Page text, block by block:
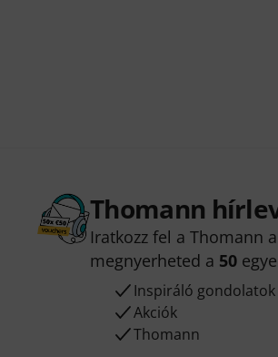
Thomann
Iratkozz fel a Thomann
megnyerheted a 50
Inspiráló gondolatok
Akciók
Thomann